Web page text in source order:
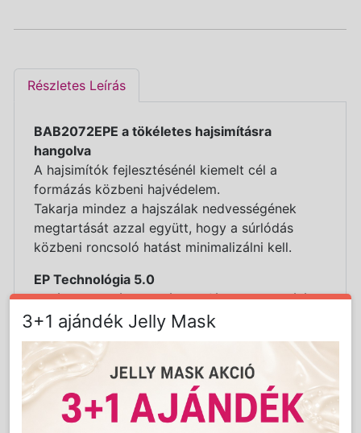
Részletes Leírás
BAB2072EPE a tökéletes hajsimításra
hangolva
A hajsimítók fejlesztésénél kiemelt cél a
formázás közbeni hajvédelem.
Takarja mindez a hajszálak nedvességének
megtartását azzal együtt, hogy a súrlódás
közbeni roncsoló hatást minimalizálni kell.
EP Technológia 5.0
Az ékszereknél használatos fémmegmunkálási
technikai lényege a mikrométer nagyságú
fémes részecskék rétegének galvanizálása,
melynek köszönhetően a hajsimító felületén
egyenletesen oszlik el a hő, magasabb a
hőellenállás és megszűnik a hajszálakat
roncsoló súrlódás.
3+1 ajándék Jelly Mask